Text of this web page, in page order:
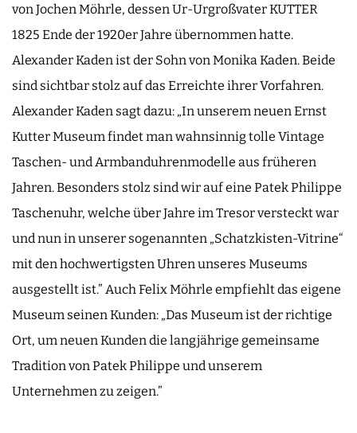
von Jochen Möhrle, dessen Ur-Urgroßvater KUTTER
1825 Ende der 1920er Jahre übernommen hatte.
Alexander Kaden ist der Sohn von Monika Kaden. Beide
sind sichtbar stolz auf das Erreichte ihrer Vorfahren.
Alexander Kaden sagt dazu: „In unserem neuen Ernst
Kutter Museum findet man wahnsinnig tolle Vintage
Taschen- und Armbanduhrenmodelle aus früheren
Jahren. Besonders stolz sind wir auf eine Patek Philippe
Taschenuhr, welche über Jahre im Tresor versteckt war
und nun in unserer sogenannten „Schatzkisten-Vitrine“
mit den hochwertigsten Uhren unseres Museums
ausgestellt ist.” Auch Felix Möhrle empfiehlt das eigene
Museum seinen Kunden: „Das Museum ist der richtige
Ort, um neuen Kunden die langjährige gemeinsame
Tradition von Patek Philippe und unserem
Unternehmen zu zeigen.”